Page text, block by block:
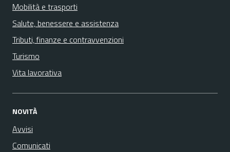
Mobilità e trasporti
Salute, benessere e assistenza
Tributi, finanze e contravvenzioni
Turismo
Vita lavorativa
NOVITÀ
Avvisi
Comunicati